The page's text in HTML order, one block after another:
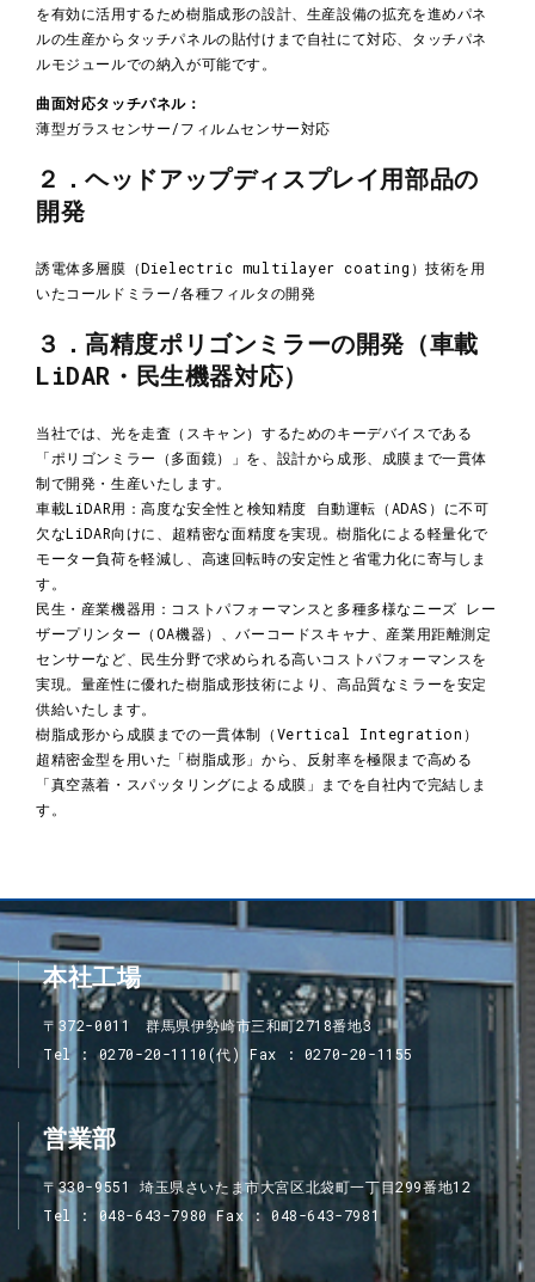
を有効に活用するため樹脂成形の設計、生産設備の拡充を進めパネ
ルの生産からタッチパネルの貼付けまで自社にて対応、タッチパネ
ルモジュールでの納入が可能です。
曲面対応タッチパネル：
薄型ガラスセンサー/フィルムセンサー対応
２．ヘッドアップディスプレイ用部品の
開発
誘電体多層膜（Dielectric multilayer coating）技術を用
いたコールドミラー/各種フィルタの開発
３．高精度ポリゴンミラーの開発（車載
LiDAR・民生機器対応）
当社では、光を走査（スキャン）するためのキーデバイスである
「ポリゴンミラー（多面鏡）」を、設計から成形、成膜まで一貫体
制で開発・生産いたします。
車載LiDAR用：高度な安全性と検知精度 自動運転（ADAS）に不可
欠なLiDAR向けに、超精密な面精度を実現。樹脂化による軽量化で
モーター負荷を軽減し、高速回転時の安定性と省電力化に寄与しま
す。
民生・産業機器用：コストパフォーマンスと多種多様なニーズ レー
ザープリンター（OA機器）、バーコードスキャナ、産業用距離測定
センサーなど、民生分野で求められる高いコストパフォーマンスを
実現。量産性に優れた樹脂成形技術により、高品質なミラーを安定
供給いたします。
樹脂成形から成膜までの一貫体制（Vertical Integration）
超精密金型を用いた「樹脂成形」から、反射率を極限まで高める
「真空蒸着・スパッタリングによる成膜」までを自社内で完結しま
す。
本社工場
〒372-0011 群馬県伊勢崎市三和町2718番地3
Tel
0270-20-1110(代) Fax 0270-20-1155
営業部
〒330-9551 埼玉県さいたま市大宮区北袋町一丁目299番地12
Tel
048-643-7980 Fax 048-643-7981